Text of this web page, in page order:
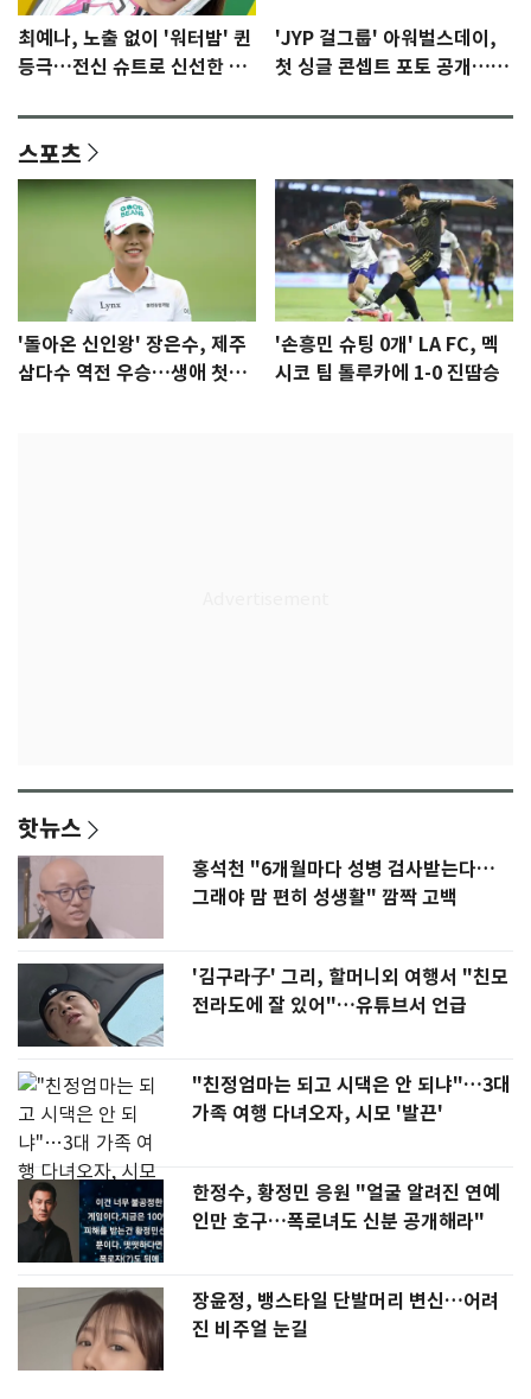
최예나, 노출 없이 '워터밤' 퀸
등극…전신 슈트로 신선한 충
'JYP 걸그룹' 아워벌스데이,
첫 싱글 콘셉트 포토 공개…청
스포츠
'돌아온 신인왕' 장은수, 제주
삼다수 역전 우승…생애 첫승
'손흥민 슈팅 0개' LA FC, 멕
시코 팀 톨루카에 1-0 진땀승
핫뉴스
홍석천 "6개월마다 성병 검사받는다…
그래야 맘 편히 성생활" 깜짝 고백
'김구라子' 그리, 할머니외 여행서 "친모
전라도에 잘 있어"…유튜브서 언급
"친정엄마는 되고 시댁은 안 되냐"…3대
가족 여행 다녀오자, 시모 '발끈'
한정수, 황정민 응원 "얼굴 알려진 연예
인만 호구…폭로녀도 신분 공개해라"
장윤정, 뱅스타일 단발머리 변신…어려
진 비주얼 눈길